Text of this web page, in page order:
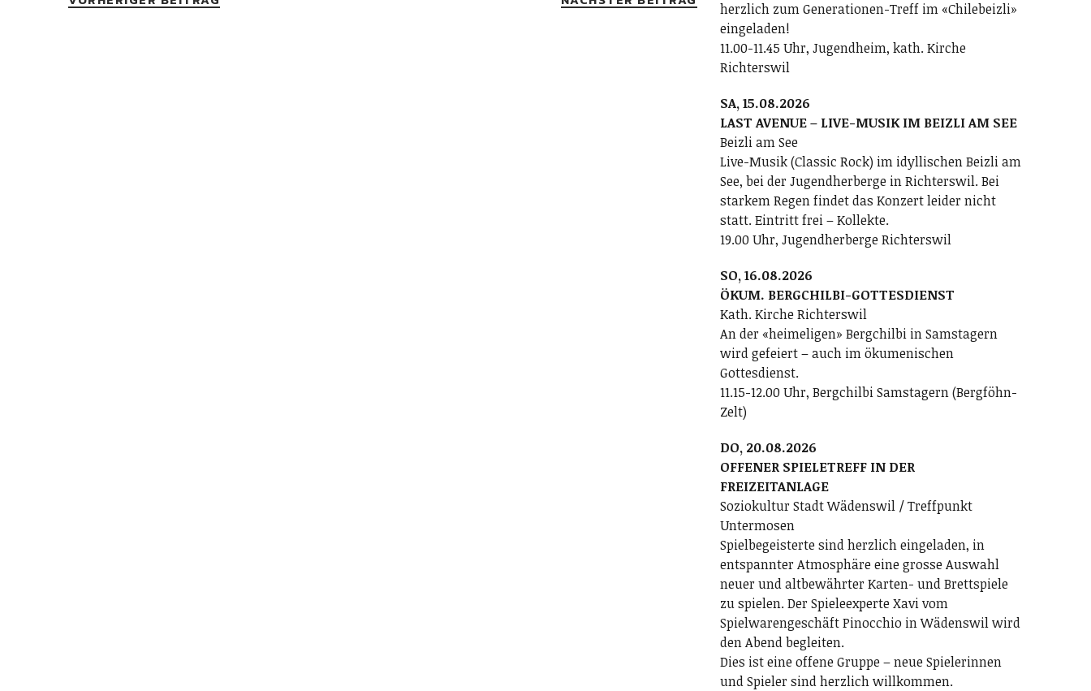
herzlich zum Generationen-Treff im «Chilebeizli»
eingeladen!
11.00-11.45 Uhr, Jugendheim, kath. Kirche
Richterswil
SA, 15.08.2026
LAST AVENUE – LIVE-MUSIK IM BEIZLI AM SEE
Beizli am See
Live-Musik (Classic Rock) im idyllischen Beizli am
See, bei der Jugendherberge in Richterswil. Bei
starkem Regen findet das Konzert leider nicht
statt. Eintritt frei – Kollekte.
19.00 Uhr, Jugendherberge Richterswil
SO, 16.08.2026
ÖKUM. BERGCHILBI-GOTTESDIENST
Kath. Kirche Richterswil
An der «heimeligen» Bergchilbi in Samstagern
wird gefeiert – auch im ökumenischen
Gottesdienst.
11.15-12.00 Uhr, Bergchilbi Samstagern (Bergföhn-
Zelt)
DO, 20.08.2026
OFFENER SPIELETREFF IN DER
FREIZEITANLAGE
Soziokultur Stadt Wädenswil / Treffpunkt
Untermosen
Spielbegeisterte sind herzlich eingeladen, in
entspannter Atmosphäre eine grosse Auswahl
neuer und altbewährter Karten- und Brettspiele
zu spielen. Der Spieleexperte Xavi vom
Spielwarengeschäft Pinocchio in Wädenswil wird
den Abend begleiten.
Dies ist eine offene Gruppe – neue Spielerinnen
und Spieler sind herzlich willkommen.